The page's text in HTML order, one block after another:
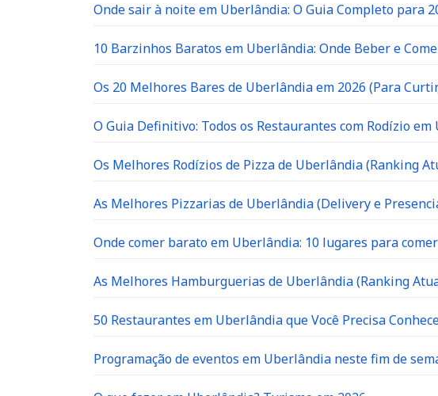
Onde sair à noite em Uberlândia: O Guia Completo para
10 Barzinhos Baratos em Uberlândia: Onde Beber e
Os 20 Melhores Bares de Uberlândia em 2026 (Para
O Guia Definitivo: Todos os Restaurantes com Rodízio
Os Melhores Rodízios de Pizza de Uberlândia (Ranking
As Melhores Pizzarias de Uberlândia (Delivery e
Onde comer barato em Uberlândia: 10 lugares para
As Melhores Hamburguerias de Uberlândia (Ranking
50 Restaurantes em Uberlândia que Você Precisa
Programação de eventos em Uberlândia neste fim de